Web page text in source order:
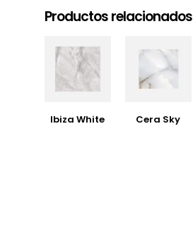
Productos relacionados
Ibiza White Cera Sky